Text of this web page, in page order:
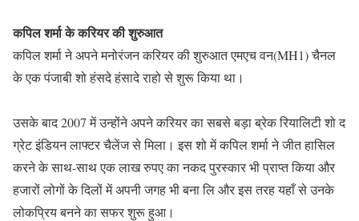
कपिल शर्मा के करियर की शुरुआत
कपिल शर्मा ने अपने मनोरंजन करियर की शुरुआत एमएच वन(MH1) चैनल
के एक पंजाबी शो हंसदे हंसादे राहो से शुरू किया था।
उसके बाद 2007 में उन्होंने अपने करियर का सबसे बड़ा ब्रेक रियालिटी शो द
ग्रेट इंडियन लाफ्टर चैलेंज से मिला। इस शो में कपिल शर्मा ने जीत हासिल
करने के साथ-साथ एक लाख रुपए का नकद पुरस्कार भी प्राप्त किया और
हजारों लोगों के दिलों में अपनी जगह भी बना लि और इस तरह यहाँ से उनके
लोकप्रिय बनने का सफर शुरू हुआ।